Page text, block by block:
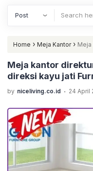
Home › Meja Kantor›
kerja direksi kayu jati
Meja kantor
direksi kayu jati
by niceliving.co.id . 24 April